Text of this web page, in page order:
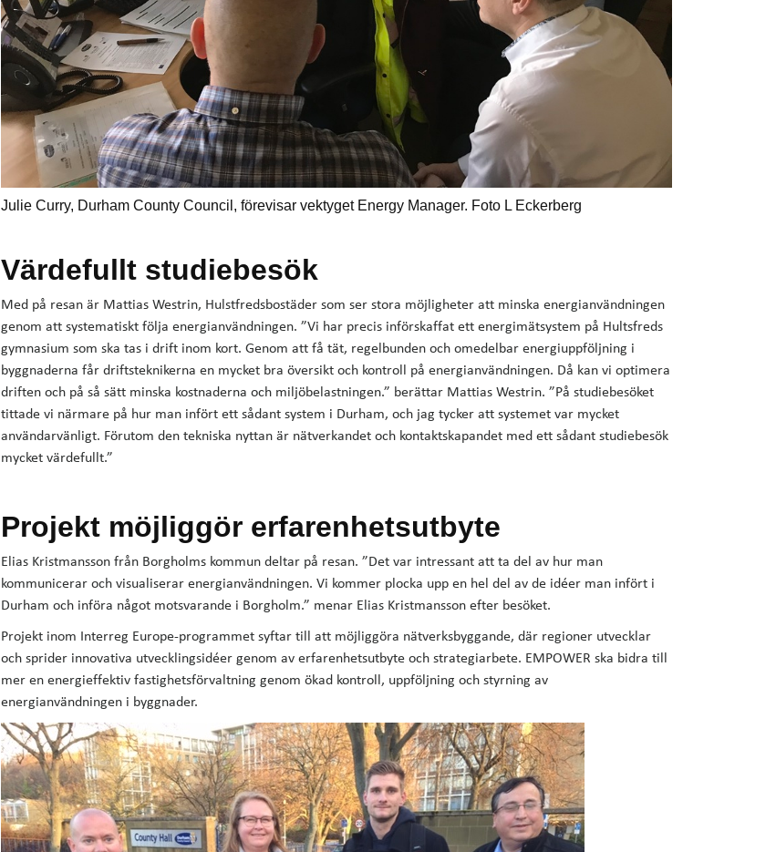
Julie Curry, Durham County Council, förevisar vektyget Energy Manager. Foto L Eckerberg
Värdefullt studiebesök
Med på resan är Mattias Westrin, Hulstfredsbostäder som ser stora möjligheter att minska energianvändningen
genom att systematiskt följa energianvändningen. ”Vi har precis införskaffat ett energimätsystem på Hultsfreds
gymnasium som ska tas i drift inom kort. Genom att få tät, regelbunden och omedelbar energiuppföljning i
byggnaderna får driftsteknikerna en mycket bra översikt och kontroll på energianvändningen. Då kan vi optimera
driften och på så sätt minska kostnaderna och miljöbelastningen.” berättar Mattias Westrin. ”På studiebesöket
tittade vi närmare på hur man infört ett sådant system i Durham, och jag tycker att systemet var mycket
användarvänligt. Förutom den tekniska nyttan är nätverkandet och kontaktskapandet med ett sådant studiebesök
mycket värdefullt.”
Projekt möjliggör erfarenhetsutbyte
Elias Kristmansson från Borgholms kommun deltar på resan. ”Det var intressant att ta del av hur man
kommunicerar och visualiserar energianvändningen. Vi kommer plocka upp en hel del av de idéer man infört i
Durham och införa något motsvarande i Borgholm.” menar Elias Kristmansson efter besöket.
Projekt inom Interreg Europe-programmet syftar till att möjliggöra nätverksbyggande, där regioner utvecklar
och sprider innovativa utvecklingsidéer genom av erfarenhetsutbyte och strategiarbete. EMPOWER ska bidra till
mer en energieffektiv fastighetsförvaltning genom ökad kontroll, uppföljning och styrning av
energianvändningen i byggnader.